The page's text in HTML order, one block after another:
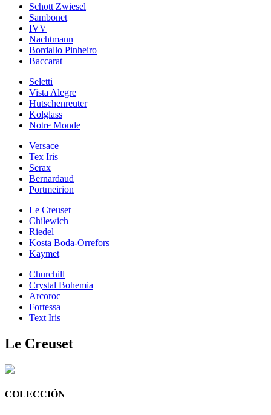
Schott Zwiesel
Sambonet
IVV
Nachtmann
Bordallo Pinheiro
Baccarat
Seletti
Vista Alegre
Hutschenreuter
Kolglass
Notre Monde
Versace
Tex Iris
Serax
Bernardaud
Portmeirion
Le Creuset
Chilewich
Riedel
Kosta Boda-Orrefors
Kaymet
Churchill
Crystal Bohemia
Arcoroc
Fortessa
Text Iris
Le Creuset
COLECCIÓN